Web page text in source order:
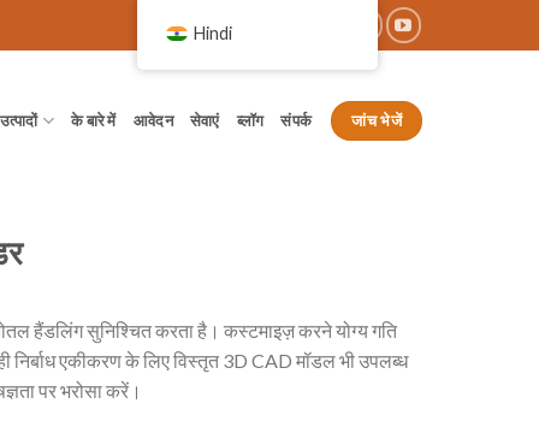
उत्पादों के बारे में आवेदन सेवाएं ब्लॉग संपर्क जांच भेजें
हैंडलिंग सुनिश्चित करता है। कस्टमाइज़ करने योग्य गति
निर्बाध एकीकरण के लिए विस्तृत 3D CAD मॉडल भी उपलब्ध
पर भरोसा करें।
Hindi